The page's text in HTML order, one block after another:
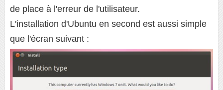
de place à l'erreur de l'utilisateur.
L'installation d'Ubuntu en second est aussi simple
que l'écran suivant :